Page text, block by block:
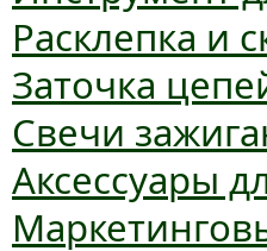
Расклепка и
Заточка
Свечи
Аксессуары